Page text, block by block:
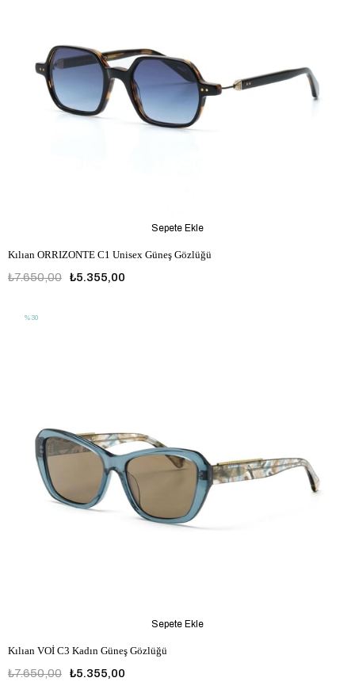
Kılıan ORRIZONTE C1 Unisex Güneş Gözlüğü
₺5.355,00
₺7.650,00
Sepete Ekle
Kılıan VOİ C3 Kadın Güneş Gözlüğü
₺5.355,00
₺7.650,00
Sepete Ekle
%30